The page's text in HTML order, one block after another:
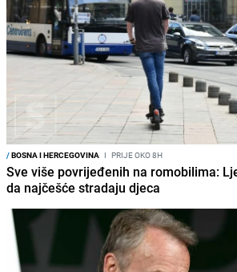
/BOSNA I HERCEGOVINA I PRIJE OKO 8H
Sve više povrijeđenih na romobilima:
da najčešće stradaju djeca